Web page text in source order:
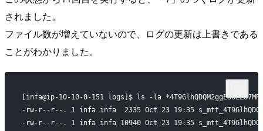
されました。
ファイル数が増えていないので、ログの更新は上書きである
ことがわかりました。
[infa@ip-10-10-0-151 logs]$ ls -la
-rw-r--r--. 1 infa infa  2335 Oct 23 19:35
-rw-r--r--. 1 infa infa 10940 Oct 23 19:35